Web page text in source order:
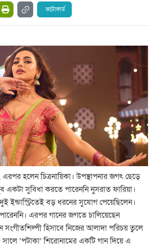
ফটোকার্ড
এরপর হলেন চিত্রনায়িকা। উপস্থাপনার জগৎ ছেড়ে
সুবিধা করতে পারেননি নুসরাত ফারিয়া।
ইন্ডাস্ট্রিতেই বড় ধরনের সুযোগ পেয়েছিলেন।
এরপর গানের জগতে চালিয়েছেন
সংগীতশিল্পী হিসাবে নিজের আলাদা পরিচয় তুলে
‘পটাকা’ শিরোনামের একটি গান দিয়ে এ